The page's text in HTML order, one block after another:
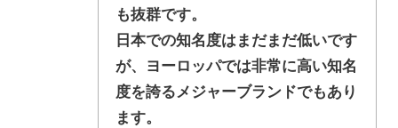
も抜群です。
日本での知名度はまだまだ低いです
が、ヨーロッパでは非常に高い知名
度を誇るメジャーブランドでもあり
ます。